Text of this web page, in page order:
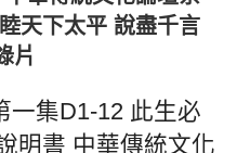
天下太平 說盡千言
片
一集D1-12 此生必
明書 中華傳統文化